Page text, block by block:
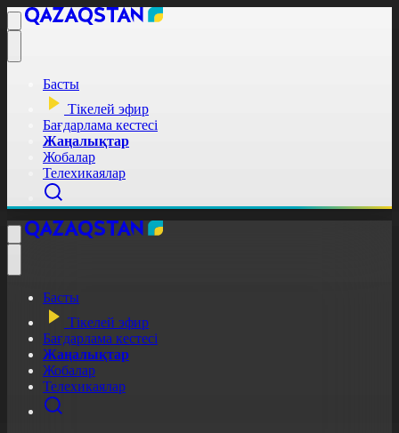
Басты
Тікелей эфир
Бағдарлама кестесі
Жаңалықтар
Жобалар
Телехикаялар
Басты
Тікелей эфир
Бағдарлама кестесі
Жаңалықтар
Жобалар
Телехикаялар